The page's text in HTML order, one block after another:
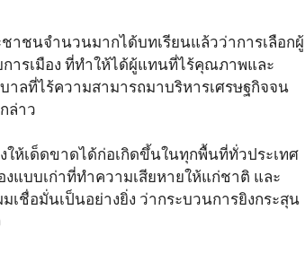
าชนจำนวนมากได้บทเรียนแล้วว่าการเลือกผู้
ารเมือง ที่ทำให้ได้ผู้แทนที่ไร้คุณภาพและ
าลที่ไร้ความสามารถมาบริหารเศรษฐกิจจน
ล่าว
ให้เด็ดขาดได้ก่อเกิดขึ้นในทุกพื้นที่ทั่วประเทศ
แบบเก่าที่ทำความเสียหายให้แก่ชาติ และ
เชื่อมั่นเป็นอย่างยิ่ง ว่ากระบวนการยิงกระสุน